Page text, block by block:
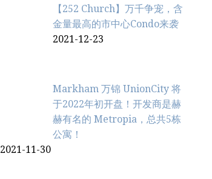
【252 Church】万千争宠，含
金量最高的市中心Condo来袭
2021-12-23
Markham 万锦 UnionCity 将
于2022年初开盘！开发商是赫
赫有名的 Metropia，总共5栋
公寓！
2021-11-30